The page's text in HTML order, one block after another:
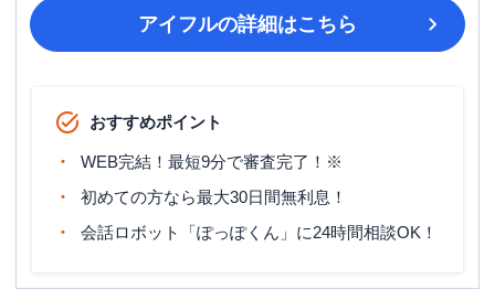
アイフルの詳細はこちら
おすすめポイント
WEB完結！最短9分で審査完了！※
初めての方なら最大30日間無利息！
会話ロボット「ぽっぽくん」に24時間相談OK！